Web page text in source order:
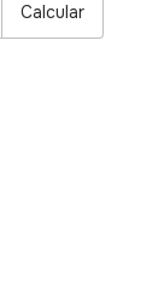
Calcular